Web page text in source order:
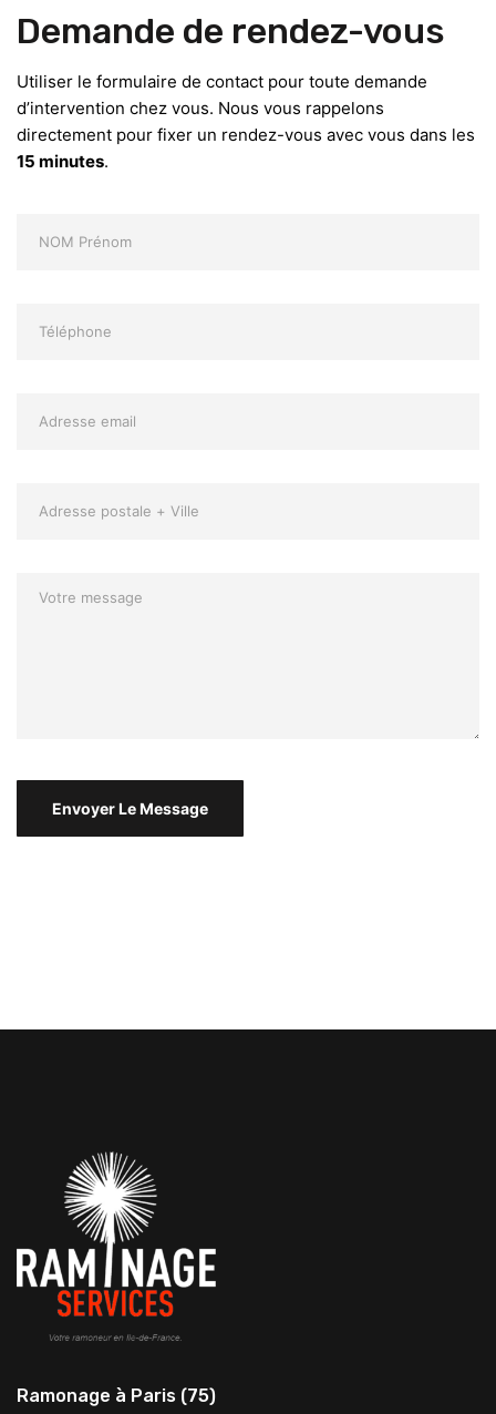
Demande de rendez-vous
Utiliser le formulaire de contact pour toute demande
d’intervention chez vous. Nous vous rappelons
directement pour fixer un rendez-vous avec vous dans les
15 minutes.
Ramonage à Paris (75)